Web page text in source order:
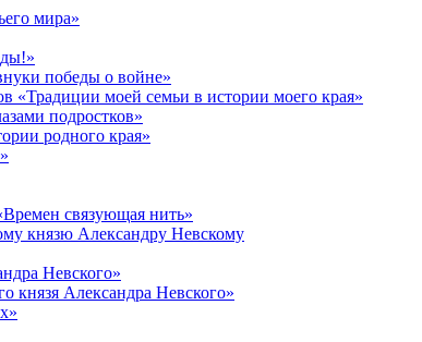
мира»
победы о войне»
«Традиции моей семьи в истории моего края»
подростков»
родного края»
связующая нить»
князю Александру Невскому
Невского»
князя Александра Невского»